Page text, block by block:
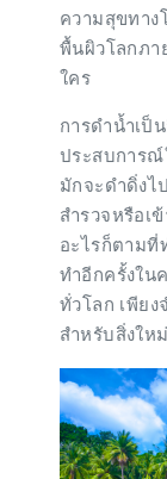
ความสุขทาง
พื้นผิวโลกภา
ใคร
การดำน้ำเป็
ประสบการณ์
มักจะดำดิ่งไ
สำรวจหรือเ
อะไรก็ตามที่
ทำอีกครั้งใน
ทั่วโลก เพีย
สำหรับสิ่งใหม่